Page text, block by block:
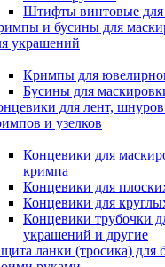
Штифты винтовые для
и бусины для
украшений
Кримпы для
Бусины для
для лент,
и узелков
Концевики для
кримпа
Концевики для
Концевики для
Концевики трубочки
украшений и другие
ланки (тросика) для